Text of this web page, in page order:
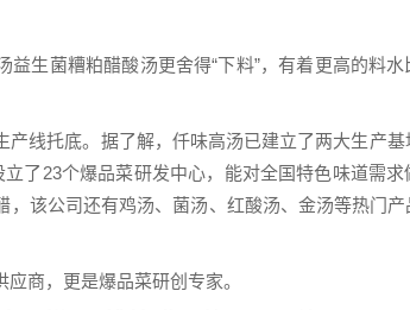
生菌糟粕醋酸汤更舍得“下料”，有着更高的料
线托底。据了解，仟味高汤已建立了两大生产基
了23个爆品菜研发中心，能对全国特色味道需
，该公司还有鸡汤、菌汤、红酸汤、金汤等热门
商，更是爆品菜研创专家。